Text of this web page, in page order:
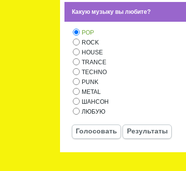
Какую музыку вы любите?
POP
ROCK
HOUSE
TRANCE
TECHNO
PUNK
METAL
ШАНСОН
ЛЮБУЮ
Голосовать Результаты